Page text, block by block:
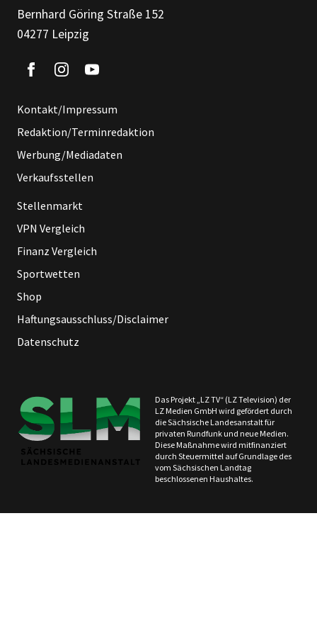
Bernhard Göring Straße 152
04277 Leipzig
Kontakt/Impressum
Redaktion/Terminredaktion
Werbung/Mediadaten
Verkaufsstellen
Stellenmarkt
VPN Vergleich
Finanz Vergleich
Sportwetten
Shop
Haftungsausschluss/Disclaimer
Datenschutz
Das Projekt „LZ TV“ (LZ Television) der
LZ Medien GmbH wird gefördert durch
die Sächsische Landesanstalt für
privaten Rundfunk und neue Medien.
Diese Maßnahme wird mitfinanziert
durch Steuermittel auf Grundlage des
vom Sächsischen Landtag
beschlossenen Haushaltes.